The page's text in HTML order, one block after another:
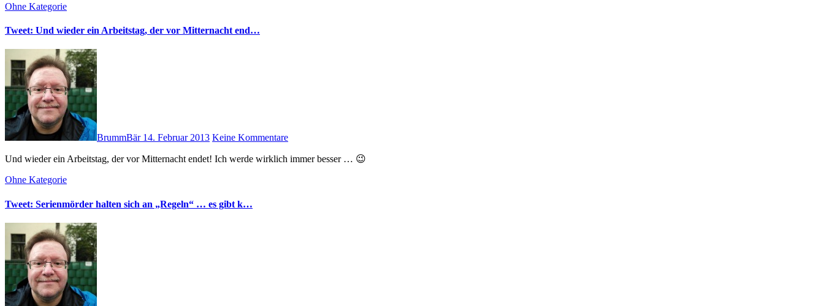
Ohne Kategorie
Tweet: Und wieder ein Arbeitstag, der vor Mitternacht end…
BrummBär 14. Februar 2013 Keine Kommentare
Und wieder ein Arbeitstag, der vor Mitternacht endet! Ich werde wirklich immer besser … 😉
Ohne Kategorie
Tweet: Serienmörder halten sich an „Regeln“ … es gibt k…